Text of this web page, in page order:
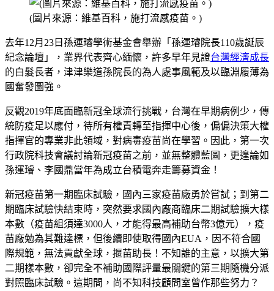
(圖片來源：維基百科，施打流感疫苗。)
去年12月23日孫運璿學術基金會舉辦「孫運璿院長110歲誕辰
紀念論壇」，業界代表齊心緬懷，許多早年見證台灣經濟成長
的白髮長者，津津樂道孫院長的為人處事風範及以臨淵履薄為
國奮發圖強。
反觀2019年底面臨新冠全球流行挑戰，台灣在早期病例少，傳
統防疫足以應付，待所有權責轉至指揮中心後，偏偏決策大權
指揮官的專業非此領域，對病毒疫苗尚在學習。因此，第一次
行政院科技會議討論新冠疫苗之前，並無整體藍圖，更遑論如
孫運璿、李國鼎當年為成立台積電奔走籌募資金！
新冠疫苗第一期臨床試驗，國內三家疫苗廠勇於嘗試；到第二
期臨床試驗快結束時，突然要求國內廠商臨床二期試驗擴大樣
本數（疫苗組須達3000人，才能得最高補助台幣3億元），疫
苗廠勉為其難達標，但後續即使取得國內EUA，因不符合國
際規範，無法貢獻全球，揠苗助長！不知誰的主意，以擴大第
二期樣本數，卻完全不補助國際評量最關鍵的第三期隨機分派
對照臨床試驗。這期間，尚不知科技顧問室曾作那些努力？